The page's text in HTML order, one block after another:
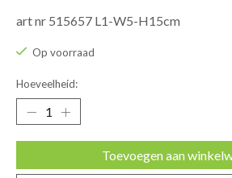
art nr 515657 L1-W5-H15cm
Op voorraad
Hoeveelheid:
Toevoegen aan